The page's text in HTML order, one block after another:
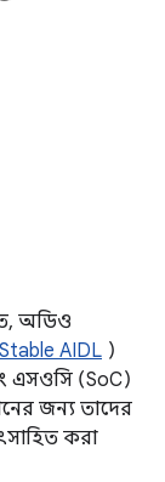
অডিও
AIDL )
এসওসি (SoC)
জন্য তাদের
করা